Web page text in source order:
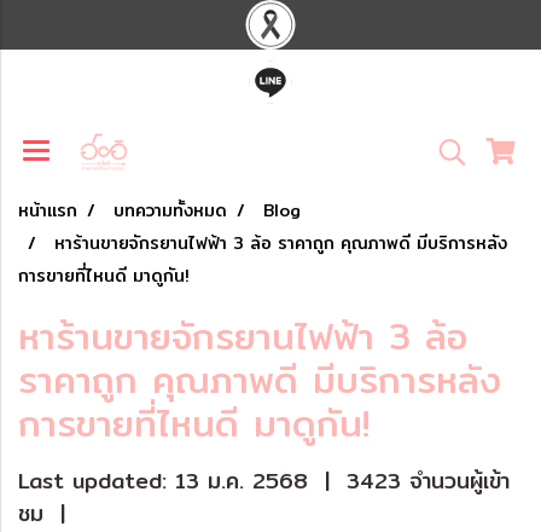
หน้าแรก บทความทั้งหมด
Blog
หาร้านขายจักรยานไฟฟ้า 3 ล้อ ราคาถูก คุณภาพดี มีบริการหลัง
การขายที่ไหนดี มาดูกัน!
หาร้านขายจักรยานไฟฟ้า 3 ล้อ
ราคาถูก คุณภาพดี มีบริการหลัง
การขายที่ไหนดี มาดูกัน!
Last updated: 13 ม.ค. 2568 | 3423 จำนวนผู้เข้า
ชม |